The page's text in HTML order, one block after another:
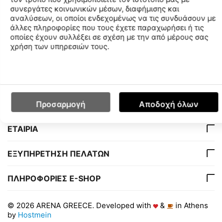
Χαρακτηριστικά
Ο ΛΟΓΑΡΙΑΣΜΟΣ ΜΟΥ
ΕΤΑΙΡΙΑ
ΕΞΥΠΗΡΕΤΗΣΗ ΠΕΛΑΤΩΝ
ΠΛΗΡΟΦΟΡΙΕΣ E-SHOP
© 2026 ARENA GREECE. Developed with &
in Athens
by Hostmein
συνεργάτες κοινωνικών μέσων, διαφήμισης και
αναλύσεων, οι οποίοι ενδεχομένως να τις συνδυάσουν με
άλλες πληροφορίες που τους έχετε παραχωρήσει ή τις
οποίες έχουν συλλέξει σε σχέση με την από μέρους σας
χρήση των υπηρεσιών τους.
Προσαρμογή Αποδοχή όλων